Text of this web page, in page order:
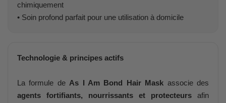
chimiquement
• Soin profond parfait pour une utilisation à domicile
Technologie & principes actifs
La formule deAs I Am Bond Hair Mask associe des
agents fortifiants, nourrissants et protecteurs afin